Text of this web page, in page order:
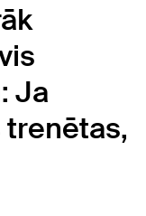
Ja